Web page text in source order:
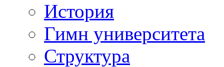
История
Гимн университета
Структура